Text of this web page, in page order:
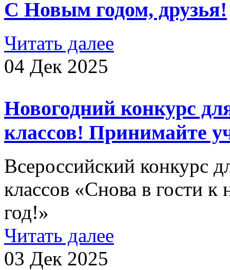
С Новым годом, друзья!
Читать далее
04 Дек 2025
Новогодний конкурс
классов! Принимайте
Всероссийский конкурс
классов «Снова в гости
год!»
Читать далее
03 Дек 2025